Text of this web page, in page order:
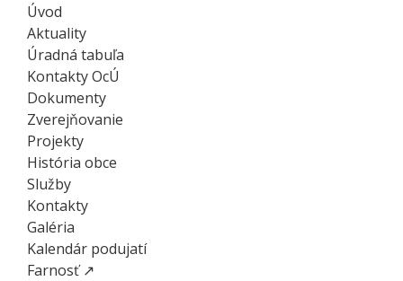
Úvod
Aktuality
Úradná tabuľa
Kontakty OcÚ
Dokumenty
Zverejňovanie
Projekty
História obce
Služby
Kontakty
Galéria
Kalendár podujatí
Farnosť ↗